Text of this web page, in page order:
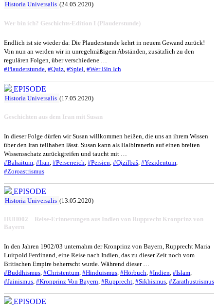
Historia Universalis (24.05.2020)
Wer bin ich? Geschichts-Edition I (Plauderstunde)
Endlich ist sie wieder da: Die Plauderstunde kehrt in neuem Gewand zurück!
Von nun an werden wir in unregelmäßigem Abständen, zusätzlich zu den
regulären Folgen, über verschiedene …
#Plauderstunde #Quiz #Spiel #Wer Bin Ich
EPISODE
Historia Universalis (17.05.2020)
Geschichten aus dem Iran mit Susan
In dieser Folge dürfen wir Susan willkommen heißen, die uns an ihrem Wissen
über den Iran teilhaben lässt. Susan kann als Halbiranerin auf einen breiten
Wissensschatz zurückgreifen und taucht mit …
#Bahaitum #Iran #Perserreich #Persien #Qizilbāš #Yezidentum
#Zoroastrismus
EPISODE
Historia Universalis (13.05.2020)
HUH002 – Reise-Erinnerungen aus Indien von Rupprecht Kronprinz von
Bayern
In den Jahren 1902/03 unternahm der Kronprinz von Bayern, Rupprecht Maria
Luitpold Ferdinand, eine Reise nach Indien, das zu dieser Zeit noch vom
Britischen Empire beherrscht wurde. Während dieser …
#Buddhismus, #Christentum, #Hinduismus, #Hörbuch, #Indien, #Islam,
#Jainismus, #Kronprinz Von Bayern, #Rupprecht, #Sikhismus, #Zarathustrismus
EPISODE